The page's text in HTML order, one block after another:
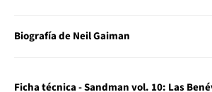
Biografía de Neil Gaiman
Ficha técnica - Sandman vol. 10: Las